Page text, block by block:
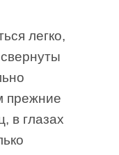
легко,
прежние
в глазах